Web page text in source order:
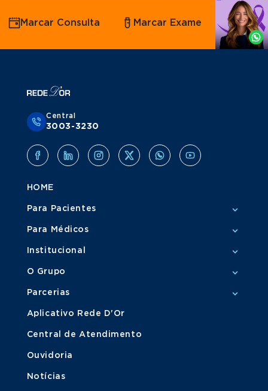
Agende
por
Whatsapp
Marcar Consulta Marcar Exame
Central
3003-3230
HOME
Para Pacientes
Para Médicos
Institucional
O Grupo
Parcerias
Aplicativo Rede D'Or
Central de Atendimento
Ouvidoria
Notícias